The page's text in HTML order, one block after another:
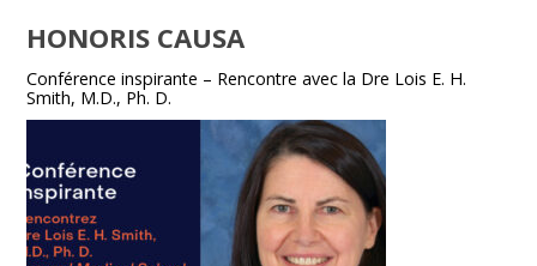
HONORIS CAUSA
Conférence inspirante – Rencontre avec la Dre Lois E. H.
Smith, M.D., Ph. D.